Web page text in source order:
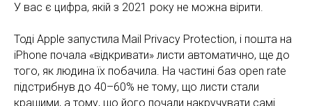
У вас є цифра, якій з 2021 року не можна вірити.
Тоді Apple запустила Mail Privacy Protection, і пошта на
iPhone почала «відкривати» листи автоматично, ще до
того, як людина їх побачила. На частині баз open rate
підстрибнув до 40–60% не тому, що листи стали
кращими, а тому, що його почали накручувати самі